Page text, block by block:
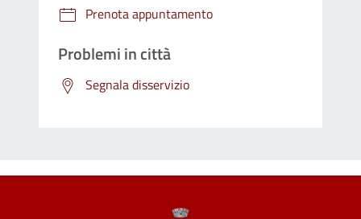
Prenota appuntamento
Problemi in città
Segnala disservizio